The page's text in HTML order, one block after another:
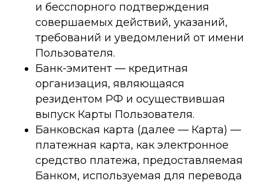
и бесспорного подтверждения
совершаемых действий, указаний,
требований и уведомлений от имени
Пользователя.
Банк-эмитент — кредитная
организация, являющаяся
резидентом РФ и осуществившая
выпуск Карты Пользователя.
Банковская карта (далее — Карта) —
платежная карта, как электронное
средство платежа, предоставляемая
Банком, используемая для перевода